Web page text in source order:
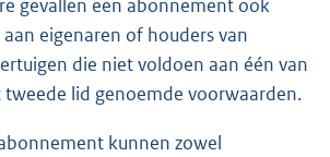
gevallen een abonnement ook
eigenaren of houders van
die niet voldoen aan één van
tweede lid genoemde voorwaarden.
kunnen zowel